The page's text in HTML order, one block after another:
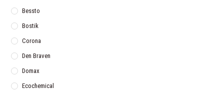
Bessto
Bostik
Corona
Den Braven
Domax
Ecochemical